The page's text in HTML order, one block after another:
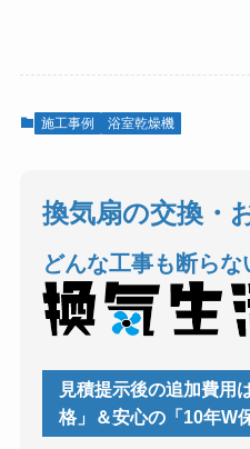
施工事例 浴室乾燥機
換気扇の交換・
どんな工事も断らな
見積提示後の追加費用
格」＆安心の「10年W